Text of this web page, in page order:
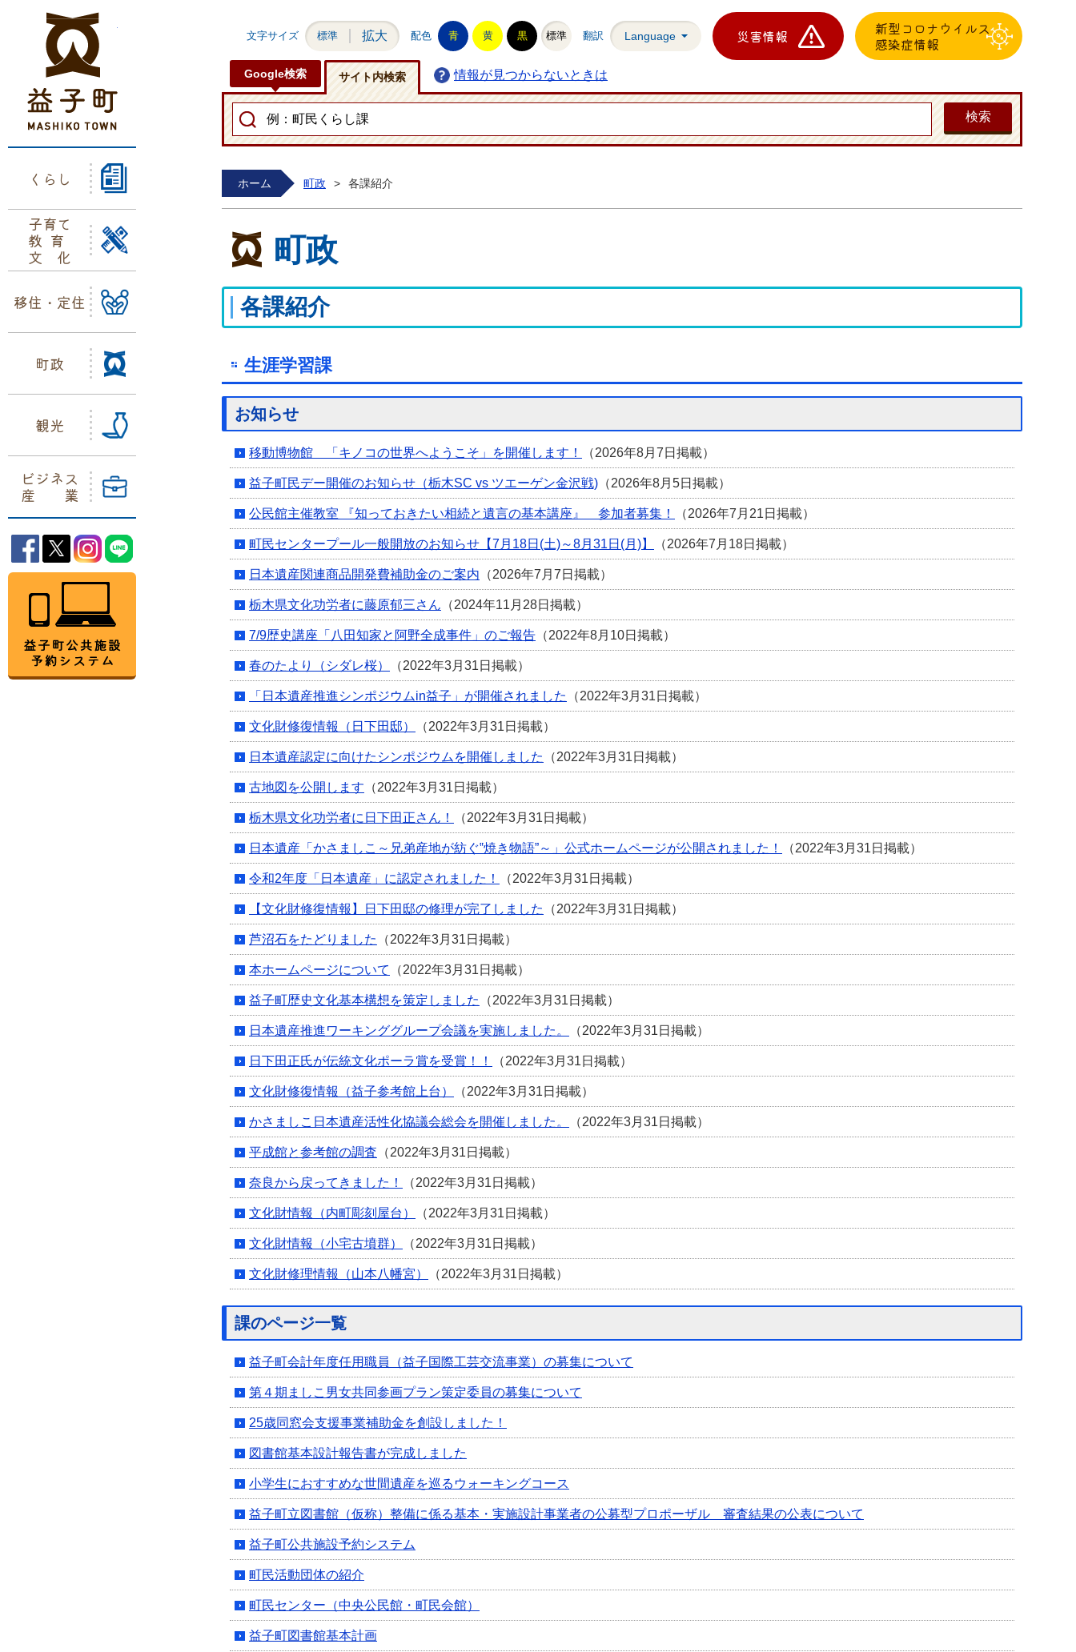
くらし
子育て
教育
文化
移住・定住
町政
観光
ビジネス
産業
益子町Facebook
益子町Twitter
益子町Instagram
益子町公共施設予約システム
文字サイズ 標準 拡大 配色 青 黄 黒 標準 翻訳 Language 災害情報
新型コロナウイルス
感染症情報
Google検索 サイト内検索 情報が見つからないときは
ホーム 町政 > 各課紹介
町政
各課紹介
生涯学習課
お知らせ
移動博物館 「キノコの世界へようこそ」を開催します！ （2026年8月7日掲載）
益子町民デー開催のお知らせ（栃木SC vs ツエーゲン金沢戦) （2026年8月5日掲載）
公民館主催教室 『知っておきたい相続と遺言の基本講座』 参加者募集！ （2026年7月21日掲載）
町民センタープール一般開放のお知らせ【7月18日(土)～8月31日(月)】 （2026年7月18日掲載）
日本遺産関連商品開発費補助金のご案内 （2026年7月7日掲載）
栃木県文化功労者に藤原郁三さん （2024年11月28日掲載）
7/9歴史講座「八田知家と阿野全成事件」のご報告 （2022年8月10日掲載）
春のたより（シダレ桜） （2022年3月31日掲載）
「日本遺産推進シンポジウムin益子」が開催されました （2022年3月31日掲載）
文化財修復情報（日下田邸） （2022年3月31日掲載）
日本遺産認定に向けたシンポジウムを開催しました （2022年3月31日掲載）
古地図を公開します （2022年3月31日掲載）
栃木県文化功労者に日下田正さん！ （2022年3月31日掲載）
日本遺産「かさましこ～兄弟産地が紡ぐ‟焼き物語”～」公式ホームページが公開されました！ （2022年3月31日掲載）
令和2年度「日本遺産」に認定されました！ （2022年3月31日掲載）
【文化財修復情報】日下田邸の修理が完了しました （2022年3月31日掲載）
芦沼石をたどりました （2022年3月31日掲載）
本ホームページについて （2022年3月31日掲載）
益子町歴史文化基本構想を策定しました （2022年3月31日掲載）
日本遺産推進ワーキンググループ会議を実施しました。 （2022年3月31日掲載）
日下田正氏が伝統文化ポーラ賞を受賞！！ （2022年3月31日掲載）
文化財修復情報（益子参考館上台） （2022年3月31日掲載）
かさましこ日本遺産活性化協議会総会を開催しました。 （2022年3月31日掲載）
平成館と参考館の調査 （2022年3月31日掲載）
奈良から戻ってきました！ （2022年3月31日掲載）
文化財情報（内町彫刻屋台） （2022年3月31日掲載）
文化財情報（小宅古墳群） （2022年3月31日掲載）
文化財修理情報（山本八幡宮） （2022年3月31日掲載）
課のページ一覧
益子町会計年度任用職員（益子国際工芸交流事業）の募集について
第４期ましこ男女共同参画プラン策定委員の募集について
25歳同窓会支援事業補助金を創設しました！
図書館基本設計報告書が完成しました
小学生におすすめな世間遺産を巡るウォーキングコース
益子町立図書館（仮称）整備に係る基本・実施設計事業者の公募型プロポーザル 審査結果の公表について
益子町公共施設予約システム
町民活動団体の紹介
町民センター（中央公民館・町民会館）
益子町図書館基本計画